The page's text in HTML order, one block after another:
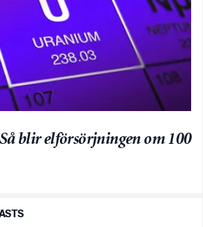
Så blir elförsörjningen om 100